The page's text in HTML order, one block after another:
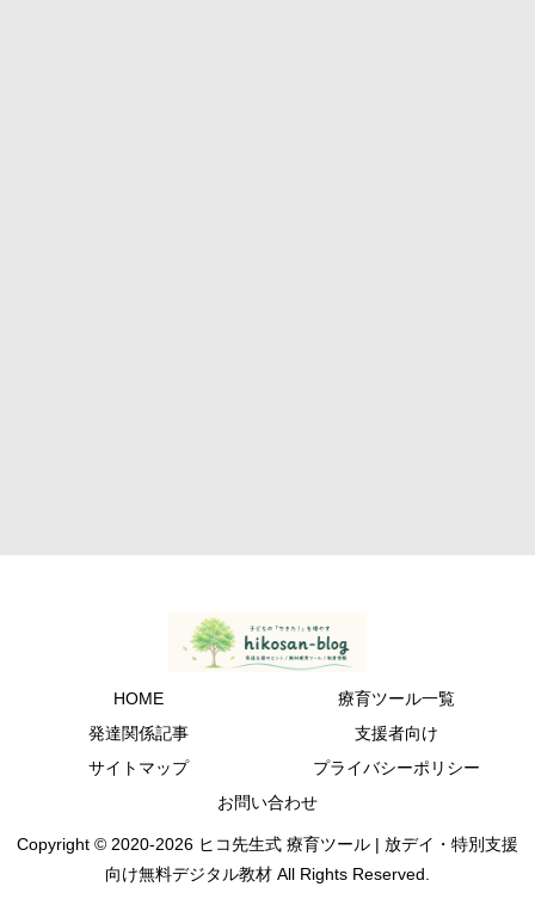
HOME
療育ツール一覧
発達関係記事
支援者向け
サイトマップ
プライバシーポリシー
お問い合わせ
Copyright © 2020-2026 ヒコ先生式 療育ツール | 放デイ・特別支援
向け無料デジタル教材 All Rights Reserved.